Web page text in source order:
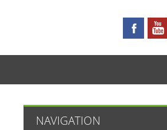
NAVIGATION